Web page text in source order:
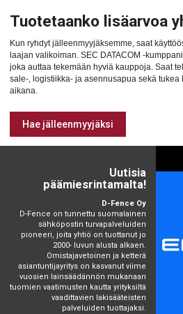
Tuotetaanko lisäarvoa
Kun ryhdyt jälleenmyyjäksemme, saat
laajan valikoiman. SEC DATACOM -
joka auttaa tekemään hyviä kauppoja. Saat
sale-, logistiikka- ja asennusapua sekä tukea
aikana.
Hae jälleenmyyjäksi
Uutisia
päämiesrintamalta!
D-Fence Oy
D-Fence on tunnettu suomalainen
sähköpostin turvapalveluiden
pioneeri, joita yhtiö on tuottanut jo
2000- luvun alusta alkaen.
Omistajavetoinen ja ketterä
asiantuntijayritys on kasvanut viime
vuosien lainsäädännön mukanaan
tuomien vaatimusten kautta yrityksiltä
vaadittavien lakisääteisten
palveluiden tuottajaksi.